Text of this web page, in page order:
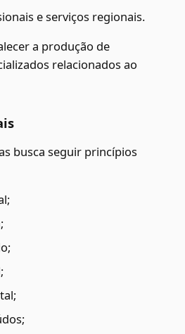
e serviços regionais.
a produção de
relacionados ao
busca seguir princípios